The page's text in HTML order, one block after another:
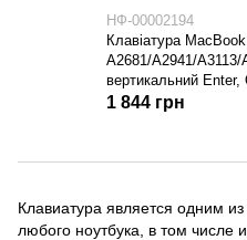
НФ-00002194
Клавіатура
A2681/A2941/A3113/
вертикальний Enter,
1 844 грн
Клавиатура является одним
любого ноутбука, в том числе